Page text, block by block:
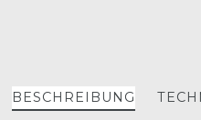
BESCHREIBUNG